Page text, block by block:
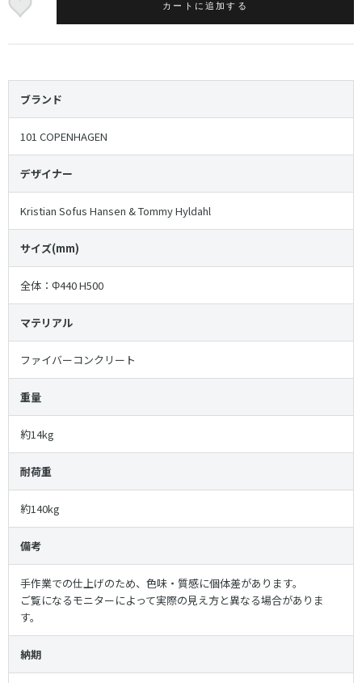
カートに追加する
ブランド
101 COPENHAGEN
デザイナー
Kristian Sofus Hansen & Tommy Hyldahl
サイズ(mm)
全体：Φ440 H500
マテリアル
ファイバーコンクリート
重量
約14kg
耐荷重
約140kg
備考
手作業での仕上げのため、色味・質感に個体差があります。
ご覧になるモニターによって実際の見え方と異なる場合がありま
す。
納期